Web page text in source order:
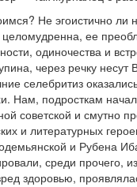
Не эгоистично
ее
одиночества и
через речку
селебритиз
Нам, подросткам
советской и смутно
и литературных
и Рубена
среди прочего,
здоровью,